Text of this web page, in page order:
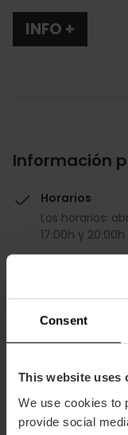
Consent
This website uses
We use cookies to
provide social
INFO +
Información
Horarios
Los horarios:
17:00h y
-10%